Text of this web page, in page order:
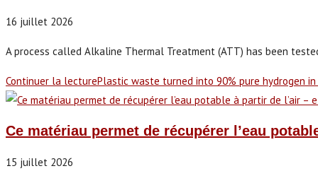
16 juillet 2026
A process called Alkaline Thermal Treatment (ATT) has been
Continuer la lecturePlastic waste turned into 90% pure hydrogen
Ce matériau permet de récupérer l’eau
15 juillet 2026